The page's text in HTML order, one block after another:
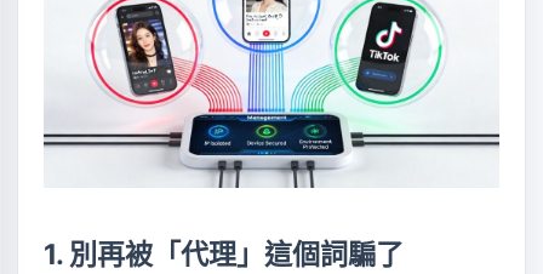
1. 別再被「代理」這個詞騙了